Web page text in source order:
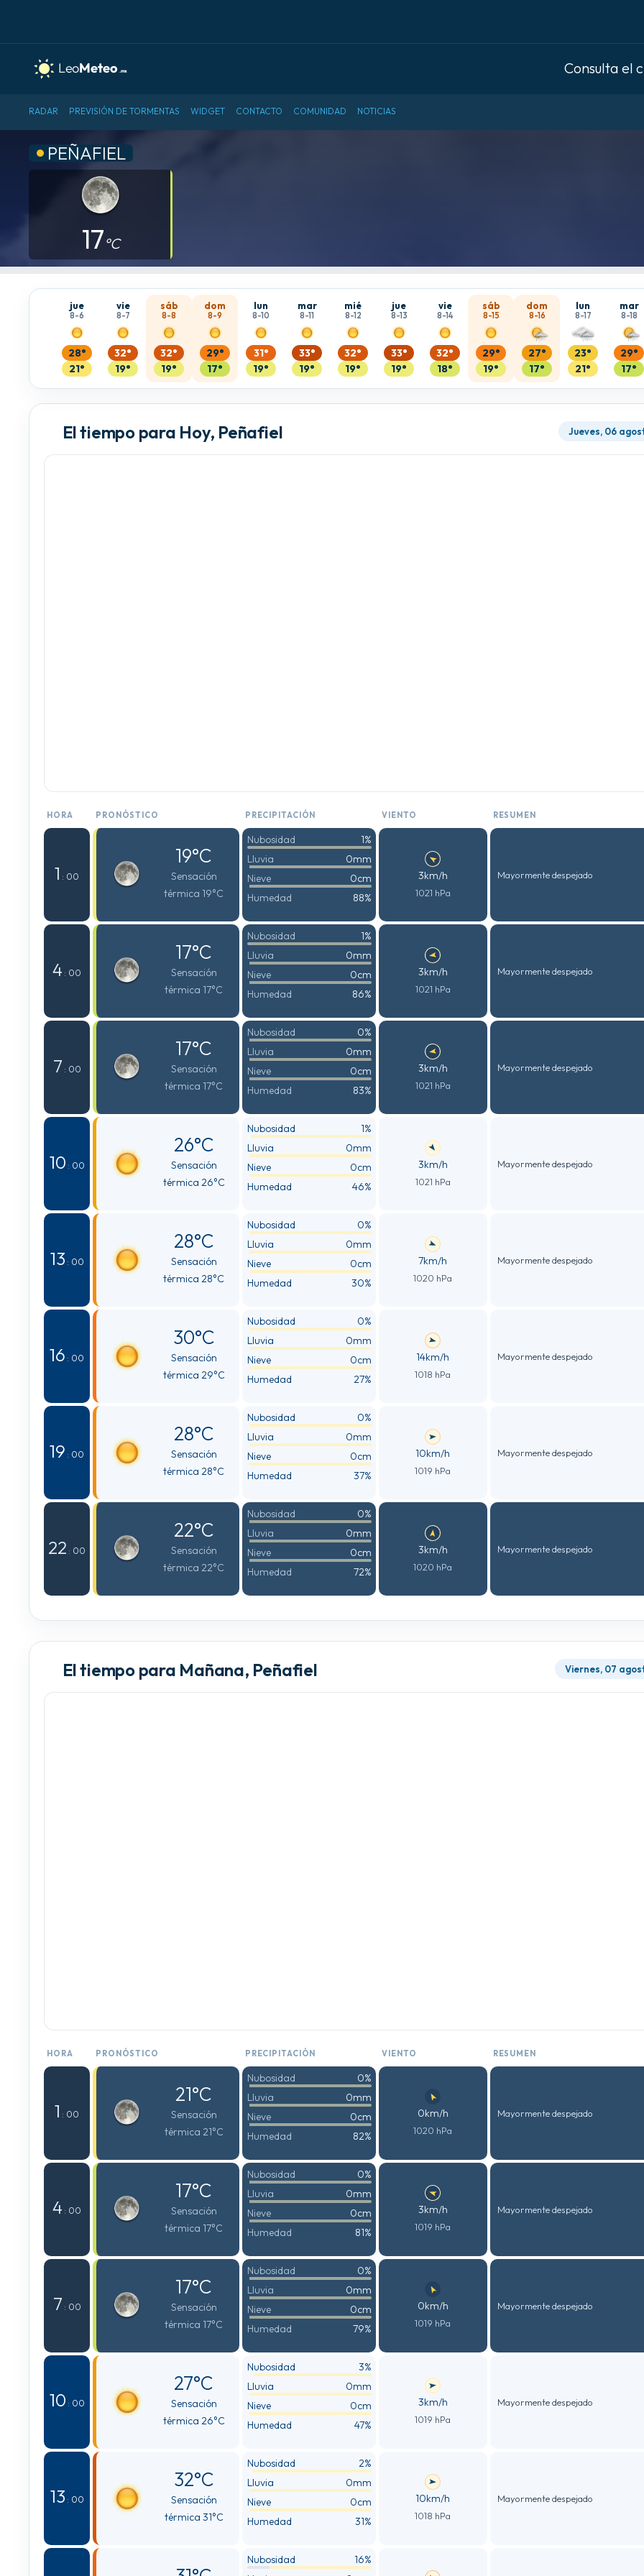
Consulta el
RADAR PREVISIÓN DE TORMENTAS WIDGET CONTACTO COMUNIDAD NOTICIAS
PEÑAFIEL
17°C
jue
8-6
28°
21°
vie
8-7
32°
19°
sáb
8-8
32°
19°
dom
8-9
29°
17°
lun
8-10
31°
19°
mar
8-11
33°
19°
mié
8-12
32°
19°
jue
8-13
33°
19°
vie
8-14
32°
18°
sáb
8-15
29°
19°
dom
8-16
27°
17°
lun
8-17
23°
21°
mar
8-18
29°
17°
El tiempo para Hoy, Peñafiel Jueves, 06
HORA PRONÓSTICO PRECIPITACIÓN VIENTO RESUMEN
1 : 00
19°C
Sensación
térmica 19°C
Nubosidad
1%
Lluvia
0mm
Nieve
0cm
Humedad
88%
3km/h
1021 hPa
Mayormente despejado
4 : 00
17°C
Sensación
térmica 17°C
Nubosidad
1%
Lluvia
0mm
Nieve
0cm
Humedad
86%
3km/h
1021 hPa
Mayormente despejado
7 : 00
17°C
Sensación
térmica 17°C
Nubosidad
0%
Lluvia
0mm
Nieve
0cm
Humedad
83%
3km/h
1021 hPa
Mayormente despejado
10 : 00
26°C
Sensación
térmica 26°C
Nubosidad
1%
Lluvia
0mm
Nieve
0cm
Humedad
46%
3km/h
1021 hPa
Mayormente despejado
13 : 00
28°C
Sensación
térmica 28°C
Nubosidad
0%
Lluvia
0mm
Nieve
0cm
Humedad
30%
7km/h
1020 hPa
Mayormente despejado
16 : 00
30°C
Sensación
térmica 29°C
Nubosidad
0%
Lluvia
0mm
Nieve
0cm
Humedad
27%
14km/h
1018 hPa
Mayormente despejado
19 : 00
28°C
Sensación
térmica 28°C
Nubosidad
0%
Lluvia
0mm
Nieve
0cm
Humedad
37%
10km/h
1019 hPa
Mayormente despejado
22 : 00
22°C
Sensación
térmica 22°C
Nubosidad
0%
Lluvia
0mm
Nieve
0cm
Humedad
72%
3km/h
1020 hPa
Mayormente despejado
El tiempo para Mañana, Peñafiel Viernes, 07
HORA PRONÓSTICO PRECIPITACIÓN VIENTO RESUMEN
1 : 00
21°C
Sensación
térmica 21°C
Nubosidad
0%
Lluvia
0mm
Nieve
0cm
Humedad
82%
0km/h
1020 hPa
Mayormente despejado
4 : 00
17°C
Sensación
térmica 17°C
Nubosidad
0%
Lluvia
0mm
Nieve
0cm
Humedad
81%
3km/h
1019 hPa
Mayormente despejado
7 : 00
17°C
Sensación
térmica 17°C
Nubosidad
0%
Lluvia
0mm
Nieve
0cm
Humedad
79%
0km/h
1019 hPa
Mayormente despejado
10 : 00
27°C
Sensación
térmica 26°C
Nubosidad
3%
Lluvia
0mm
Nieve
0cm
Humedad
47%
3km/h
1019 hPa
Mayormente despejado
13 : 00
32°C
Sensación
térmica 31°C
Nubosidad
2%
Lluvia
0mm
Nieve
0cm
Humedad
31%
10km/h
1018 hPa
Mayormente despejado
Nubosidad
16%